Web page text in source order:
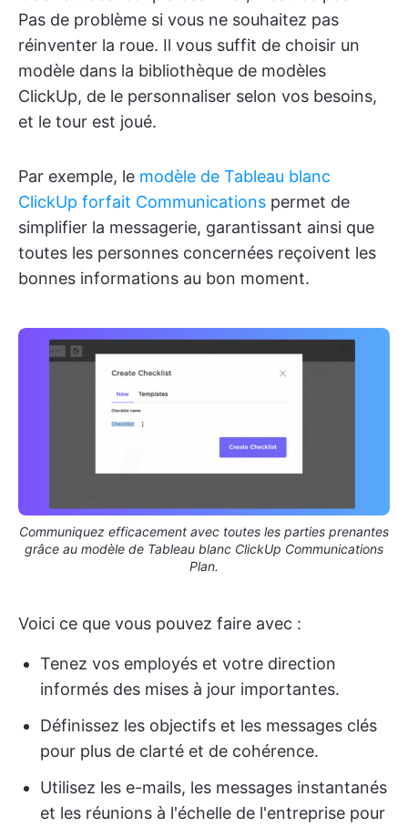
Pas de problème si vous ne souhaitez pas
réinventer la roue. Il vous suffit de choisir un
modèle dans la bibliothèque de modèles
ClickUp, de le personnaliser selon vos besoins,
et le tour est joué.
Par exemple, le modèle de Tableau blanc
ClickUp forfait Communications permet de
simplifier la messagerie, garantissant ainsi que
toutes les personnes concernées reçoivent les
bonnes informations au bon moment.
Communiquez efficacement avec toutes les parties prenantes
grâce au modèle de Tableau blanc ClickUp Communications
Plan.
Voici ce que vous pouvez faire avec :
Tenez vos employés et votre direction
informés des mises à jour importantes.
Définissez les objectifs et les messages clés
pour plus de clarté et de cohérence.
Utilisez les e-mails, les messages instantanés
et les réunions à l'échelle de l'entreprise pour